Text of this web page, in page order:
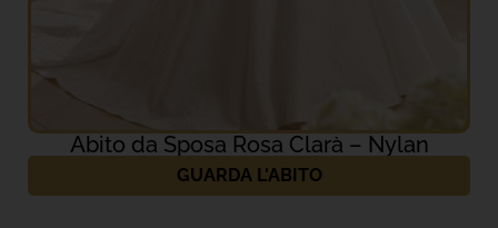
Abito da Sposa Rosa Clarà – Nylan
GUARDA L'ABITO